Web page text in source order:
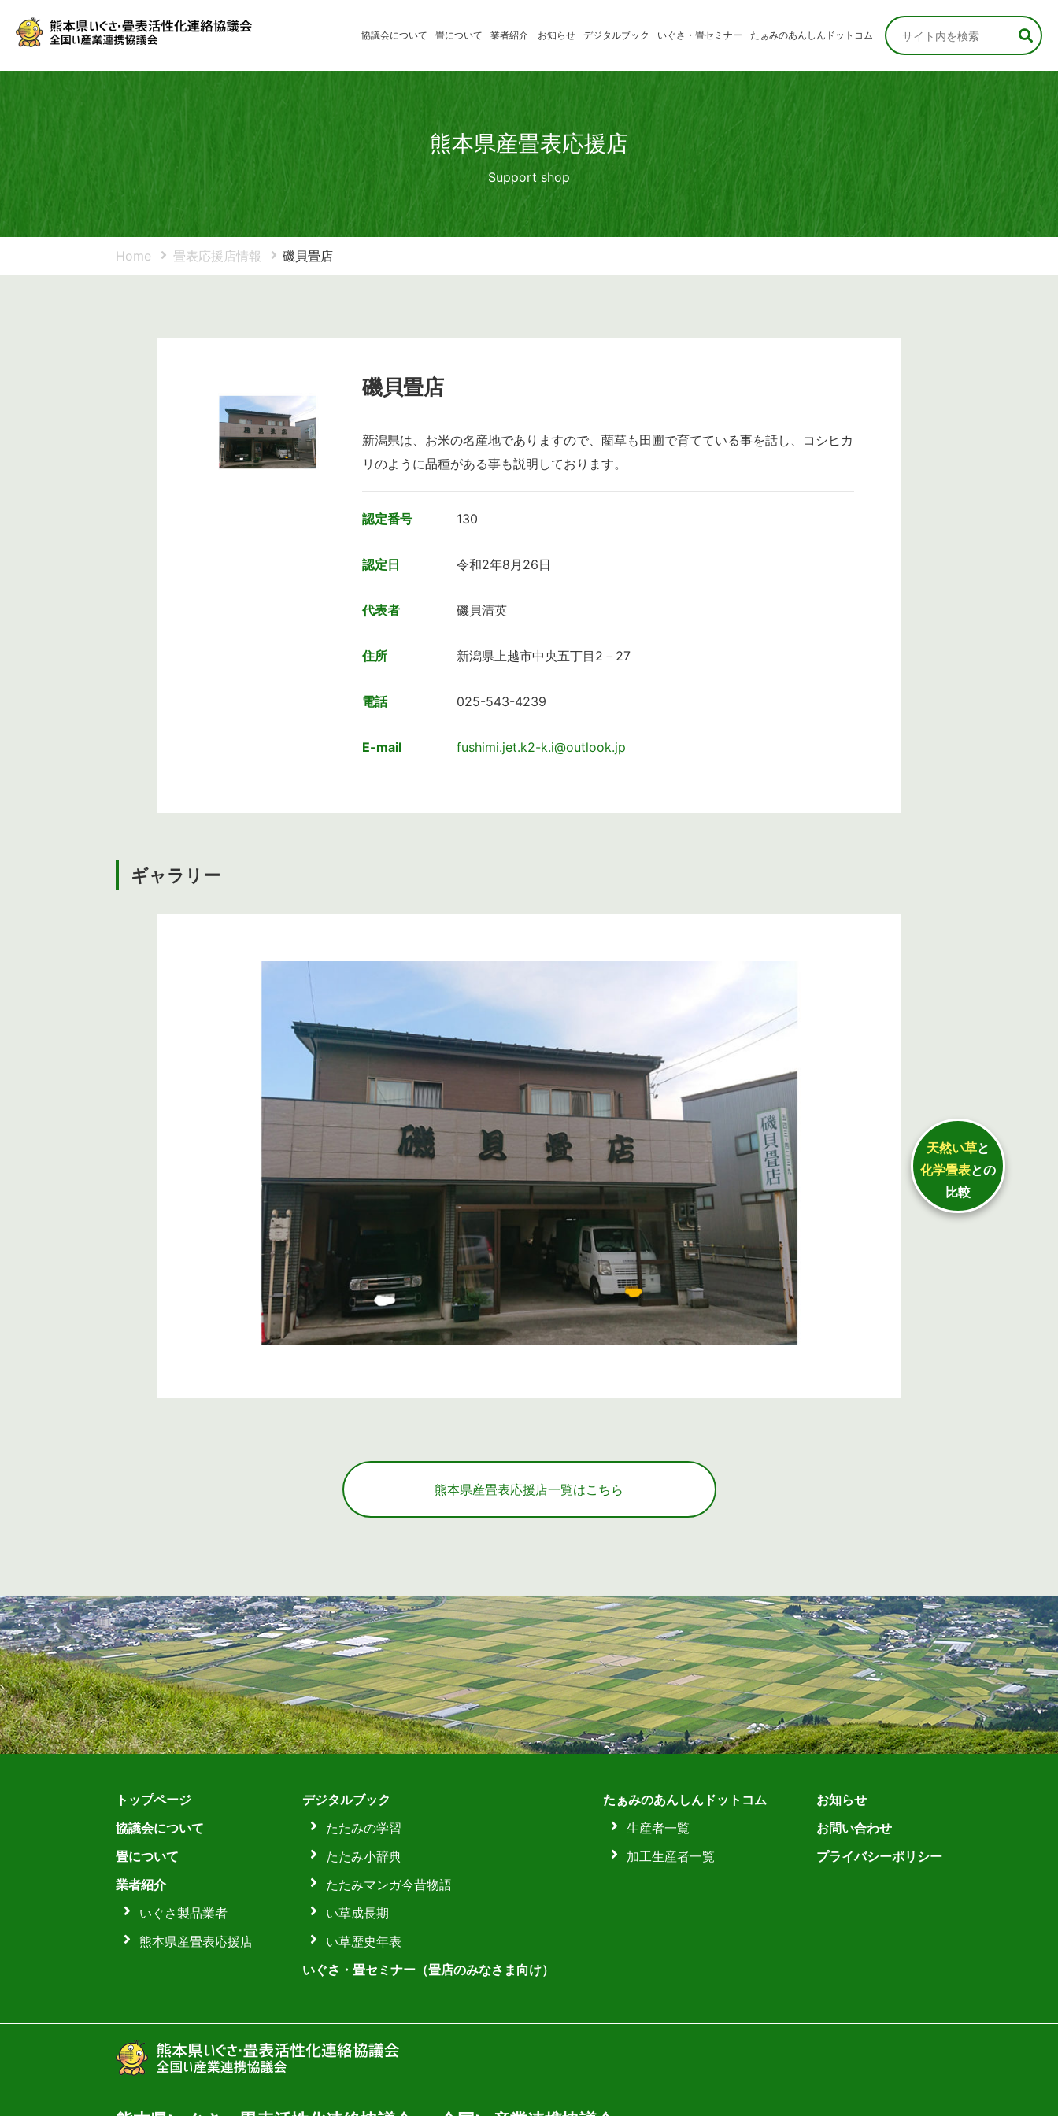
協議会について 畳について 業者紹介
いぐさ製
熊本県産
畳表応援
店
お知らせ デジタルブック
たたみの学習
いぐさ・畳セミナー
消費者のみなさま
たぁみのあんしんドットコム
熊本県産畳表応援店
Support shop
Home 畳表応援店情報 磯貝畳店
磯貝畳店
新潟県は、お米の名産地でありますので、藺草も田圃で育てている事を話し、コシヒカ
リのように品種がある事も説明しております。
認定番号 130
認定日 令和2年8月26日
代表者 磯貝清英
住所 新潟県上越市中央五丁目2－27
電話 025-543-4239
E-mail fushimi.jet.k2-k.i@outlook.jp
ギャラリー
熊本県産畳表応援店一覧はこちら
トップページ
協議会について
畳について
業者紹介
いぐさ製品業者
熊本県産畳表応援店
デジタルブック
たたみの学習
たたみ小辞典
たたみマンガ今昔物語
い草成長期
い草歴史年表
いぐさ・畳セミナー（畳店のみなさま向け）
たぁみのあんしんドットコム
生産者一覧
加工生産者一覧
お知らせ
お問い合わせ
プライバシーポリシー
天然い草と
化学畳表との
比較